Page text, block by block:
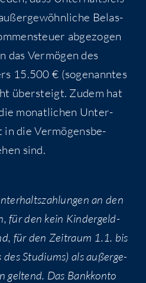
Belas­
abge­zo­gen
das Ver­mö­gen des
15.500 € (soge­nann­tes
über­steigt. Zudem hat
monat­li­chen Unter­
in die Ver­mö­gens­be­
sind.
an den
für den kein Kin­der­geld­
für den Zeit­raum 1.1. bis
Stu­di­ums) als außer­ge­
gel­tend. Das Bank­kon­to